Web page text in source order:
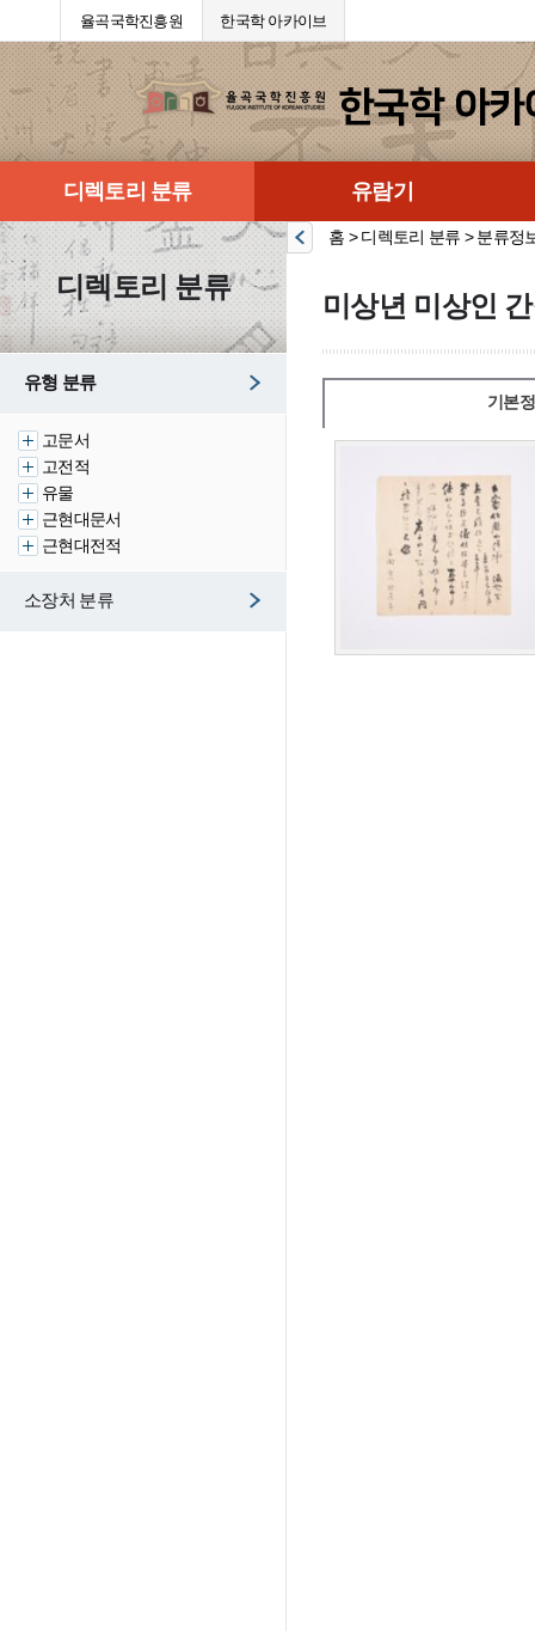
율곡국학진흥원 한국학 아카이브
디렉토리 분류 유람기
디렉토리 분류
유형 분류
고문서
고전적
유물
근현대문서
근현대전적
소장처 분류
홈 > 디렉토리 분류 > 분류정
미상년 미상인
기본